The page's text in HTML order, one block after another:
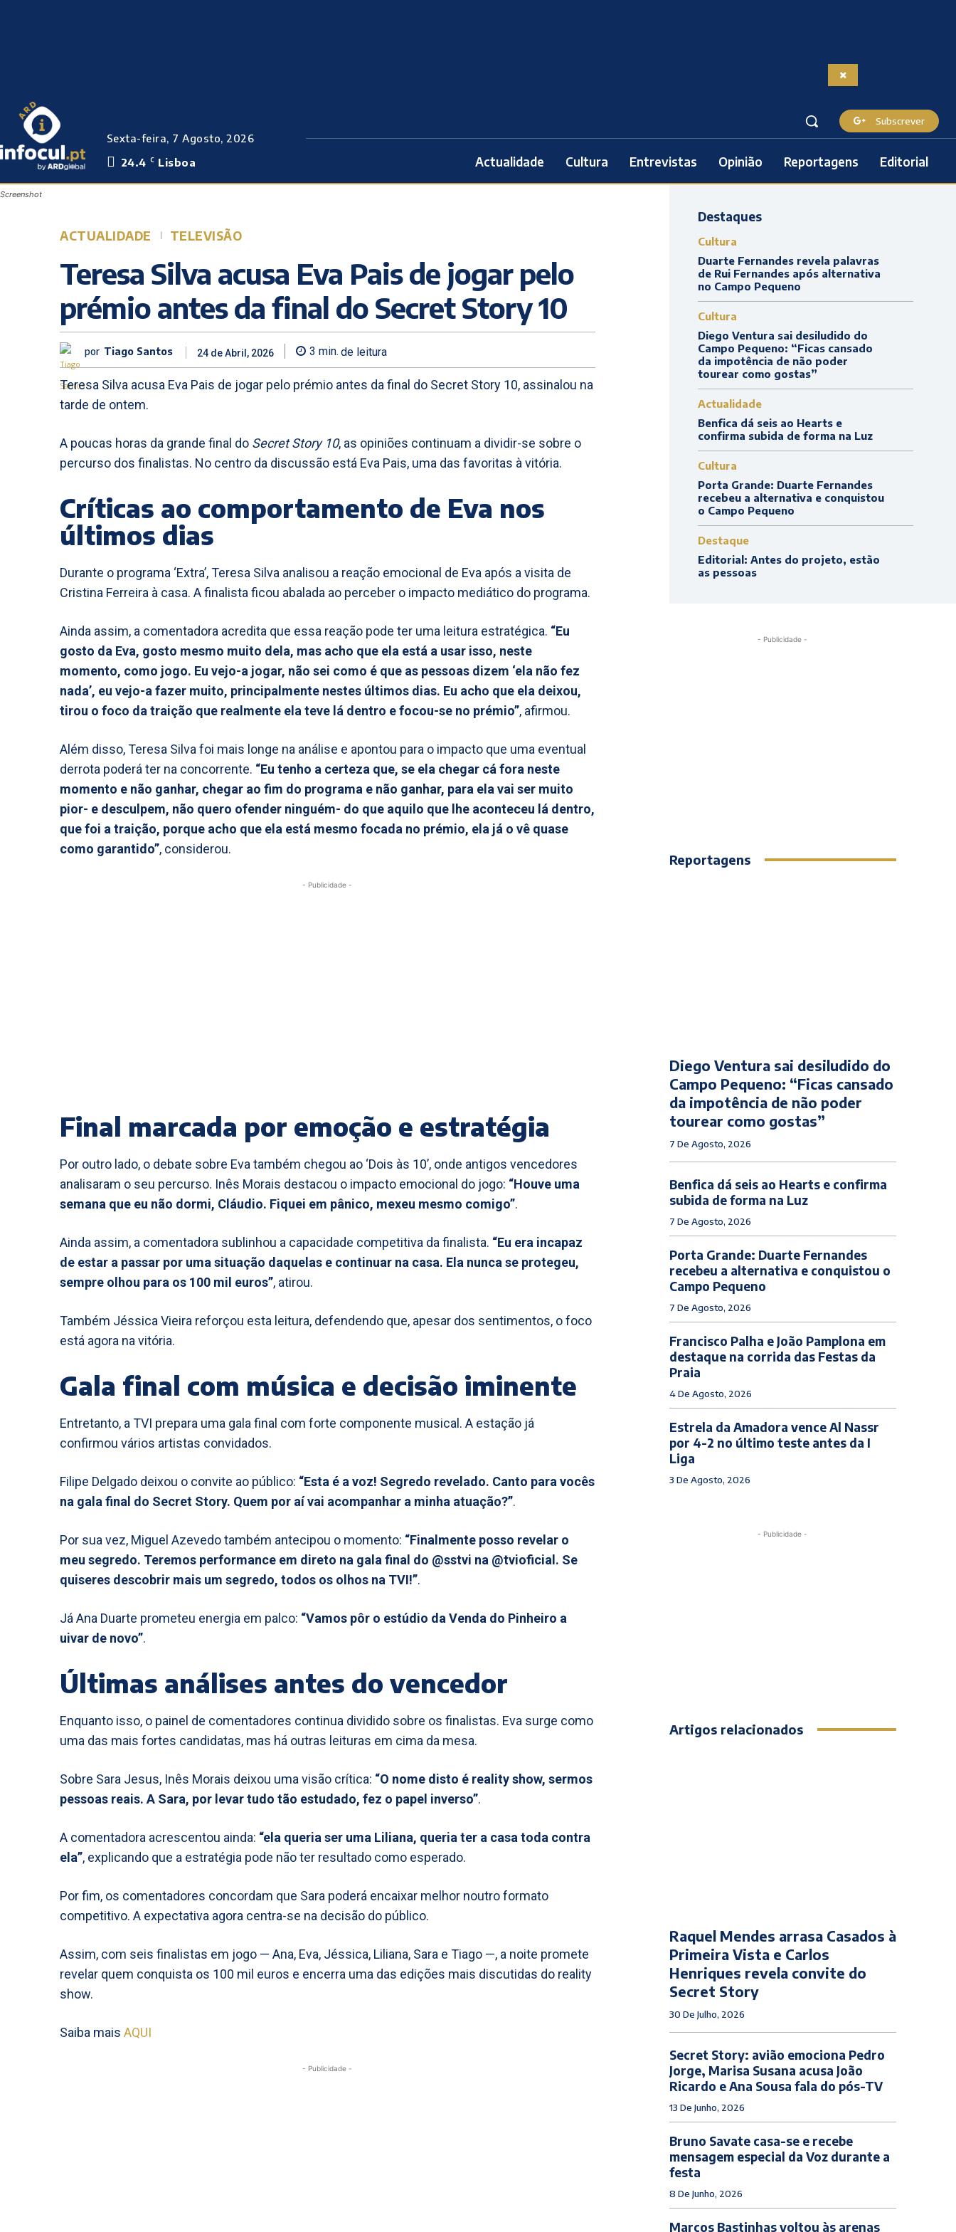
Sexta-feira, 7 Agosto, 2026
24.4 C Lisboa
Subscrever
Actualidade Cultura Entrevistas Opinião Reportagens Editorial
Screenshot
ACTUALIDADE TELEVISÃO
Teresa Silva acusa Eva Pais de jogar pelo
prémio antes da final do Secret Story 10
por Tiago Santos 24 de Abril, 2026 3 min. de leitura
Teresa Silva acusa Eva Pais de jogar pelo prémio antes da final do Secret Story 10, assinalou na
tarde de ontem.
A poucas horas da grande final do Secret Story 10, as opiniões continuam a dividir-se sobre o
percurso dos finalistas. No centro da discussão está Eva Pais, uma das favoritas à vitória.
Críticas ao comportamento de Eva nos
últimos dias
Durante o programa ‘Extra’, Teresa Silva analisou a reação emocional de Eva após a visita de
Cristina Ferreira à casa. A finalista ficou abalada ao perceber o impacto mediático do programa.
Ainda assim, a comentadora acredita que essa reação pode ter uma leitura estratégica. “Eu
gosto da Eva, gosto mesmo muito dela, mas acho que ela está a usar isso, neste
momento, como jogo. Eu vejo-a jogar, não sei como é que as pessoas dizem ‘ela não fez
nada’, eu vejo-a fazer muito, principalmente nestes últimos dias. Eu acho que ela deixou,
tirou o foco da traição que realmente ela teve lá dentro e focou-se no prémio”, afirmou.
Além disso, Teresa Silva foi mais longe na análise e apontou para o impacto que uma eventual
derrota poderá ter na concorrente. “Eu tenho a certeza que, se ela chegar cá fora neste
momento e não ganhar, chegar ao fim do programa e não ganhar, para ela vai ser muito
pior- e desculpem, não quero ofender ninguém- do que aquilo que lhe aconteceu lá dentro,
que foi a traição, porque acho que ela está mesmo focada no prémio, ela já o vê quase
como garantido”, considerou.
- Publicidade -
Final marcada por emoção e estratégia
Por outro lado, o debate sobre Eva também chegou ao ‘Dois às 10’, onde antigos vencedores
analisaram o seu percurso. Inês Morais destacou o impacto emocional do jogo: “Houve uma
semana que eu não dormi, Cláudio. Fiquei em pânico, mexeu mesmo comigo”.
Ainda assim, a comentadora sublinhou a capacidade competitiva da finalista. “Eu era incapaz
de estar a passar por uma situação daquelas e continuar na casa. Ela nunca se protegeu,
sempre olhou para os 100 mil euros”, atirou.
Também Jéssica Vieira reforçou esta leitura, defendendo que, apesar dos sentimentos, o foco
está agora na vitória.
Gala final com música e decisão iminente
Entretanto, a TVI prepara uma gala final com forte componente musical. A estação já
confirmou vários artistas convidados.
Filipe Delgado deixou o convite ao público: “Esta é a voz! Segredo revelado. Canto para vocês
na gala final do Secret Story. Quem por aí vai acompanhar a minha atuação?”.
Por sua vez, Miguel Azevedo também antecipou o momento: “Finalmente posso revelar o
meu segredo. Teremos performance em direto na gala final do @sstvi na @tvioficial. Se
quiseres descobrir mais um segredo, todos os olhos na TVI!”.
Já Ana Duarte prometeu energia em palco: “Vamos pôr o estúdio da Venda do Pinheiro a
uivar de novo”.
Últimas análises antes do vencedor
Enquanto isso, o painel de comentadores continua dividido sobre os finalistas. Eva surge como
uma das mais fortes candidatas, mas há outras leituras em cima da mesa.
Sobre Sara Jesus, Inês Morais deixou uma visão crítica: “O nome disto é reality show, sermos
pessoas reais. A Sara, por levar tudo tão estudado, fez o papel inverso”.
A comentadora acrescentou ainda: “ela queria ser uma Liliana, queria ter a casa toda contra
ela”, explicando que a estratégia pode não ter resultado como esperado.
Por fim, os comentadores concordam que Sara poderá encaixar melhor noutro formato
competitivo. A expectativa agora centra-se na decisão do público.
Assim, com seis finalistas em jogo — Ana, Eva, Jéssica, Liliana, Sara e Tiago —, a noite promete
revelar quem conquista os 100 mil euros e encerra uma das edições mais discutidas do reality
show.
Saiba mais AQUI
- Publicidade -
Destaques
Cultura
Duarte Fernandes revela palavras
de Rui Fernandes após alternativa
no Campo Pequeno
Cultura
Diego Ventura sai desiludido do
Campo Pequeno: “Ficas cansado
da impotência de não poder
tourear como gostas”
Actualidade
Benfica dá seis ao Hearts e
confirma subida de forma na Luz
Cultura
Porta Grande: Duarte Fernandes
recebeu a alternativa e conquistou
o Campo Pequeno
Destaque
Editorial: Antes do projeto, estão
as pessoas
- Publicidade -
Reportagens
Diego Ventura sai desiludido do
Campo Pequeno: “Ficas cansado
da impotência de não poder
tourear como gostas”
7 De Agosto, 2026
Benfica dá seis ao Hearts e confirma
subida de forma na Luz
7 De Agosto, 2026
Porta Grande: Duarte Fernandes
recebeu a alternativa e conquistou o
Campo Pequeno
7 De Agosto, 2026
Francisco Palha e João Pamplona em
destaque na corrida das Festas da
Praia
4 De Agosto, 2026
Estrela da Amadora vence Al Nassr
por 4-2 no último teste antes da I
Liga
3 De Agosto, 2026
- Publicidade -
Artigos relacionados
Raquel Mendes arrasa Casados à
Primeira Vista e Carlos
Henriques revela convite do
Secret Story
30 De Julho, 2026
Secret Story: avião emociona Pedro
Jorge, Marisa Susana acusa João
Ricardo e Ana Sousa fala do pós-TV
13 De Junho, 2026
Bruno Savate casa-se e recebe
mensagem especial da Voz durante a
festa
8 De Junho, 2026
Marcos Bastinhas voltou às arenas